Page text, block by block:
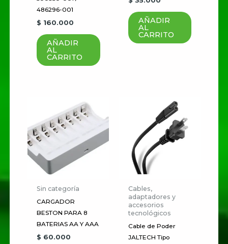
puntuación
Tu valoración
Correo electrónico
electrónico y sitio web en este
navegador para la próxima vez
que haga un comentario.
486296-001
$ 160.000
AÑADIR
AL
CARRITO
AÑADIR
AL
CARRITO
Sin categoría
CARGADOR
BESTON PARA 8
BATERIAS AA Y AAA
$ 60.000
Cables,
adaptadores y
accesorios
tecnológicos
Cable de Poder
JALTECH Tipo